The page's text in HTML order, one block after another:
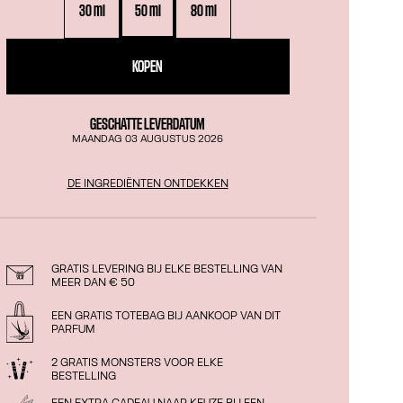
30 ml 50 ml 80 ml
KOPEN
GESCHATTE LEVERDATUM
MAANDAG 03 AUGUSTUS 2026
DE INGREDIËNTEN ONTDEKKEN
GRATIS LEVERING BIJ ELKE BESTELLING VAN
MEER DAN € 50
EEN GRATIS TOTEBAG BIJ AANKOOP VAN DIT
PARFUM
2 GRATIS MONSTERS VOOR ELKE
BESTELLING